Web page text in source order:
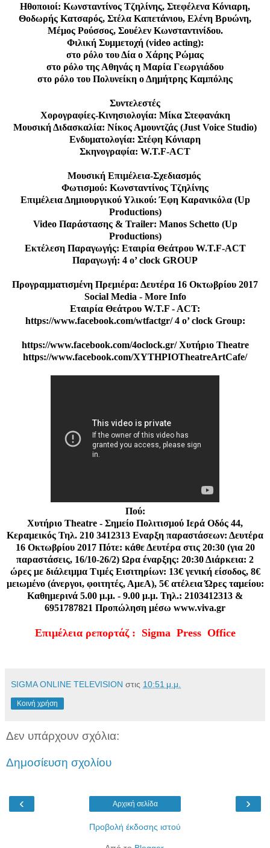
Ηθοποιοί: Κωνσταντίνος Τζηλίνης, Στεφέλενα Κόνιαρη,
Θοδωρής Κατσαρός, Στέλα Καπετάνιου, Ελένη Βρυώνη,
Μέμος Ρούσσος, Σουέλεν Κωνσταντινίδου.
Φιλική Συμμετοχή (video acting):
στο ρόλο του Δία ο Χάρης Ρώμας
στο ρόλο της Αθηνάς η Μαρία Γεωργιάδου
στο ρόλο του Πολυνείκη ο Δημήτρης Καμπόλης
Συντελεστές
Χορογραφίες-Κινησιολογία: Μίκα Στεφανάκη
Μουσική Διδασκαλία: Νίκος Αμουντζάς (Just Voice Studio)
Ενδυματολογία: Στέφη Κόνιαρη
Σκηνογραφία: W.T.F-ACT
Μουσική Επιμέλεια-Σχεδιασμός
Φωτισμού: Κωνσταντίνος Τζηλίνης
Επιμέλεια Δημιουργικού Υλικού: Έφη Καρανικόλα (Up
Productions)
Video Παράστασης & Trailer: Manos Schetto (Up
Productions)
Εκτέλεση Παραγωγής: Εταιρία Θεάτρου W.T.F-ACT
Παραγωγή: 4 o’ clock GROUP
Προγραμματισμένη Πρεμιέρα: Δευτέρα 16 Οκτωβρίου 2017
Social Media - More Info
Εταιρία Θεάτρου W.T.F - ACT:
https://www.facebook.com/wtfactgr/ 4 o’ clock Group:
https://www.facebook.com/4oclock.gr/ Χυτήριο Theatre
https://www.facebook.com/XYTHPIOTheatreArtCafe/
Πού:
Χυτήριο Theatre - Σημείο Πολιτισμού Ιερά Οδός 44,
Κεραμεικός Τηλ. 210 3412313 Εναρξη παραστάσεων: Δευτέρα
16 Οκτωβρίου 2017 Πότε: κάθε Δευτέρα στις 20:30 (για 20
παραστάσεις, 16/10-26/2) Ωρα έναρξης: 20:30 Διάρκεια: 2
ώρες με διάλειμμα Τιμές Εισιτηρίων: 13€ γενική είσοδος, 8€
μειωμένο (άνεργοι, φοιτητές, ΑμεΑ), 5€ ατέλεια Ώρες ταμείου:
Καθημερινά 5.00 μ.μ. - 9.00 μ.μ. Τηλ.: 2103412313 &
6951787821 Προπώληση μέσω www.viva.gr
Επιμέλεια ρεπορτάζ : Sigma Press Office
SIGMA ONLINE TELEVISION στις 10:51 μ.μ.
Κοινή χρήση
Δεν υπάρχουν σχόλια:
Δημοσίευση σχολίου
‹ ›
Αρχική σελίδα
Προβολή έκδοσης ιστού